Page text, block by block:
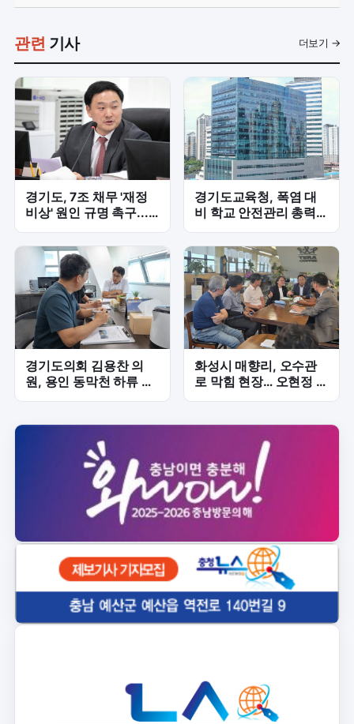
관련 기사 더보기 →
경기도, 7조 채무 '재정
비상' 원인 규명 촉구...
고준호 '내부 책임' 집중
질타
경기도교육청, 폭염 대
비 학교 안전관리 총력...
2학기 개학 만반 준비
경기도의회 김용찬 의
원, 용인 동막천 하류 재
해위험 해소 위한 하천정
화성시 매향리, 오수관
로 막힘 현장… 오현정 의
원, 주민 불편 해소 긴급